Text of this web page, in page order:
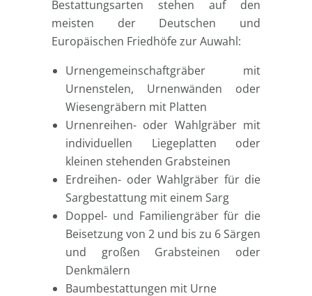
Bestattungsarten stehen auf den
meisten der Deutschen und
Europäischen Friedhöfe zur Auwahl:
Urnengemeinschaftgräber mit
Urnenstelen, Urnenwänden oder
Wiesengräbern mit Platten
Urnenreihen- oder Wahlgräber mit
individuellen Liegeplatten oder
kleinen stehenden Grabsteinen
Erdreihen- oder Wahlgräber für die
Sargbestattung mit einem Sarg
Doppel- und Familiengräber für die
Beisetzung von 2 und bis zu 6 Särgen
und großen Grabsteinen oder
Denkmälern
Baumbestattungen mit Urne